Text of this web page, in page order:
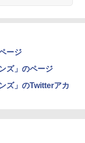
九九組 ]
イド番号 9000円|オ
ワイヤレスコン
イヤレス コントロー
電式バッテリー + US
無限城編 第一章 猗
ージ
ズ」のページ
ズ」のTwitterアカ